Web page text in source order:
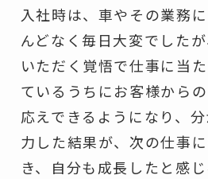
入社時は、車やその業務
んどなく毎日大変でした
いただく覚悟で仕事に当
ているうちにお客様から
応えできるようになり、
力した結果が、次の仕事
き、自分も成長したと感